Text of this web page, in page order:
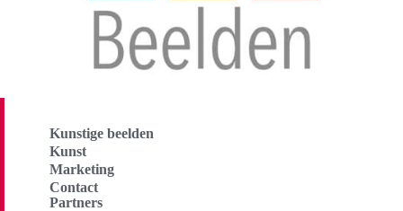
Kunstige beelden
Kunst
Marketing
Contact
Partners